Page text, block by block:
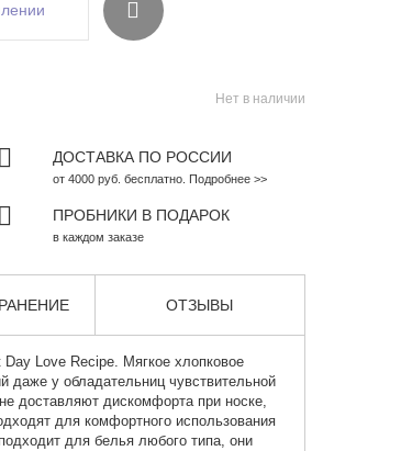
Нет в наличии
ДОСТАВКА ПО РОССИИ
от 4000 руб. бесплатно. Подробнее >>
ПРОБНИКИ В ПОДАРОК
в каждом заказе
ОТЗЫВЫ
Day Love Recipe. Мягкое хлопковое
даже у обладательниц чувствительной
доставляют дискомфорта при носке,
для комфортного использования
для белья любого типа, они